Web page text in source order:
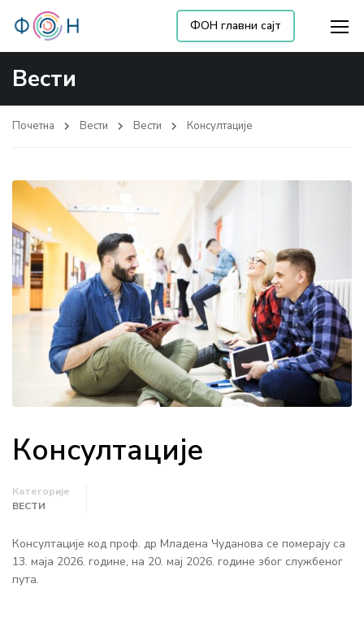
ФОН главни сајт
Вести
Почетна Вести Вести Консултације
Консултације
Категорије
ВЕСТИ
Консултације код проф. др Младена Чуданова се померају са
13. маја 2026. године, на 20. мај 2026. године због службеног
пута.